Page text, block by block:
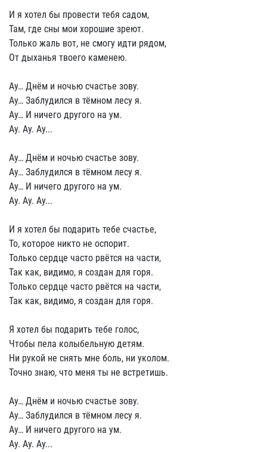
И я хотел бы провести тебя садом,
Там, где сны мои хорошие зреют.
Только жаль вот, не смогу идти рядом,
От дыханья твоего каменею.
Ау… Днём и ночью счастье зову.
Ау… Заблудился в тёмном лесу я.
Ау… И ничего другого на ум.
Ау. Ау. Ау...
Ау… Днём и ночью счастье зову.
Ау… Заблудился в тёмном лесу я.
Ау… И ничего другого на ум.
Ау. Ау. Ау...
И я хотел бы подарить тебе счастье,
То, которое никто не оспорит.
Только сердце часто рвётся на части,
Так как, видимо, я создан для горя.
Только сердце часто рвётся на части,
Так как, видимо, я создан для горя.
Я хотел бы подарить тебе голос,
Чтобы пела колыбельную детям.
Ни рукой не снять мне боль, ни уколом.
Точно знаю, что меня ты не встретишь.
Ау… Днём и ночью счастье зову.
Ау… Заблудился в тёмном лесу я.
Ау… И ничего другого на ум.
Ау. Ау. Ау...